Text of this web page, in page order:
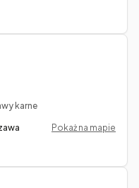
karne
Pokaż na mapie